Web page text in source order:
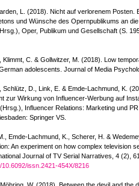
L. (2018). Nicht auf verlorenem Posten.
und Wünsche des Opernpublikums an
Oper, Publikum und Gesellschaft (S.
Klimmt, C. & Gollwitzer, M. (2018). Low
adolescents. Journal of Media
Schlütz, D., Link, E. & Emde-Lachmund, K.
zur Wirkung von Influencer-Werbung auf
Influencer Relations: Marketing und
Springer VS.
Emde-Lachmund, K., Scherer, H. &
An experiment on how complex television
Journal of TV Serial Narratives, 4 (2),
issn.2421-454X/8216